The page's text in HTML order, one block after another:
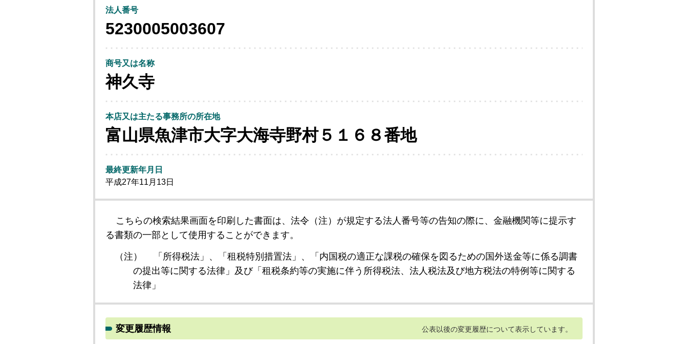
法人番号
5230005003607
商号又は名称
神久寺
本店又は主たる事務所の所在地
富山県魚津市大字大海寺野村５１６８番地
最終更新年月日
平成27年11月13日
こちらの検索結果画面を印刷した書面は、法令（注）が規定する法人番号等の告知の際に、金融機関等に提示す
る書類の一部として使用することができます。
（注）
「所得税法」、「租税特別措置法」、「内国税の適正な課税の確保を図るための国外送金等に係る調書
の提出等に関する法律」及び「租税条約等の実施に伴う所得税法、法人税法及び地方税法の特例等に関する
法律」
変更履歴情報 公表以後の変更履歴について表示しています。